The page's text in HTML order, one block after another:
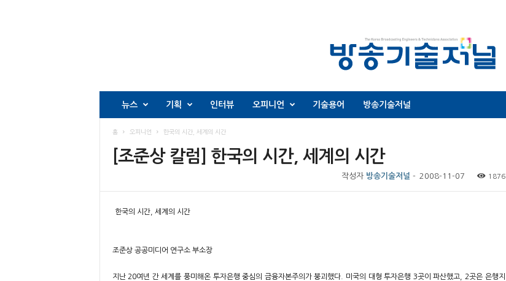
뉴스 기획 인터뷰 오피니언 기술용어 방송기술저널
홈 오피니언 한국의 시간, 세계의 시간
[조준상 칼럼] 한국의 시간, 세계의 시간
작성자 방송기술저널 - 2008-11-07 1876
한국의 시간, 세계의 시간
조준상 공공미디어 연구소 부소장
지난 20여년 간 세계를 풍미해온 투자은행 중심의 금융자본주의가 붕괴했다. 미국의 대형 투자은행 3곳이 파산했고, 2곳은 은행지